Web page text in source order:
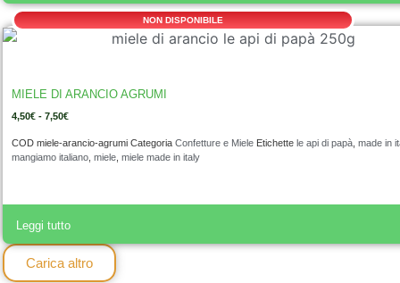
NON DISPONIBILE
MIELE DI ARANCIO AGRUMI
4,50€ - 7,50€
COD miele-arancio-agrumi Categoria Confetture e Miele Etichette le api di papà made in
mangiamo italiano miele miele made in italy
Leggi tutto
Carica altro